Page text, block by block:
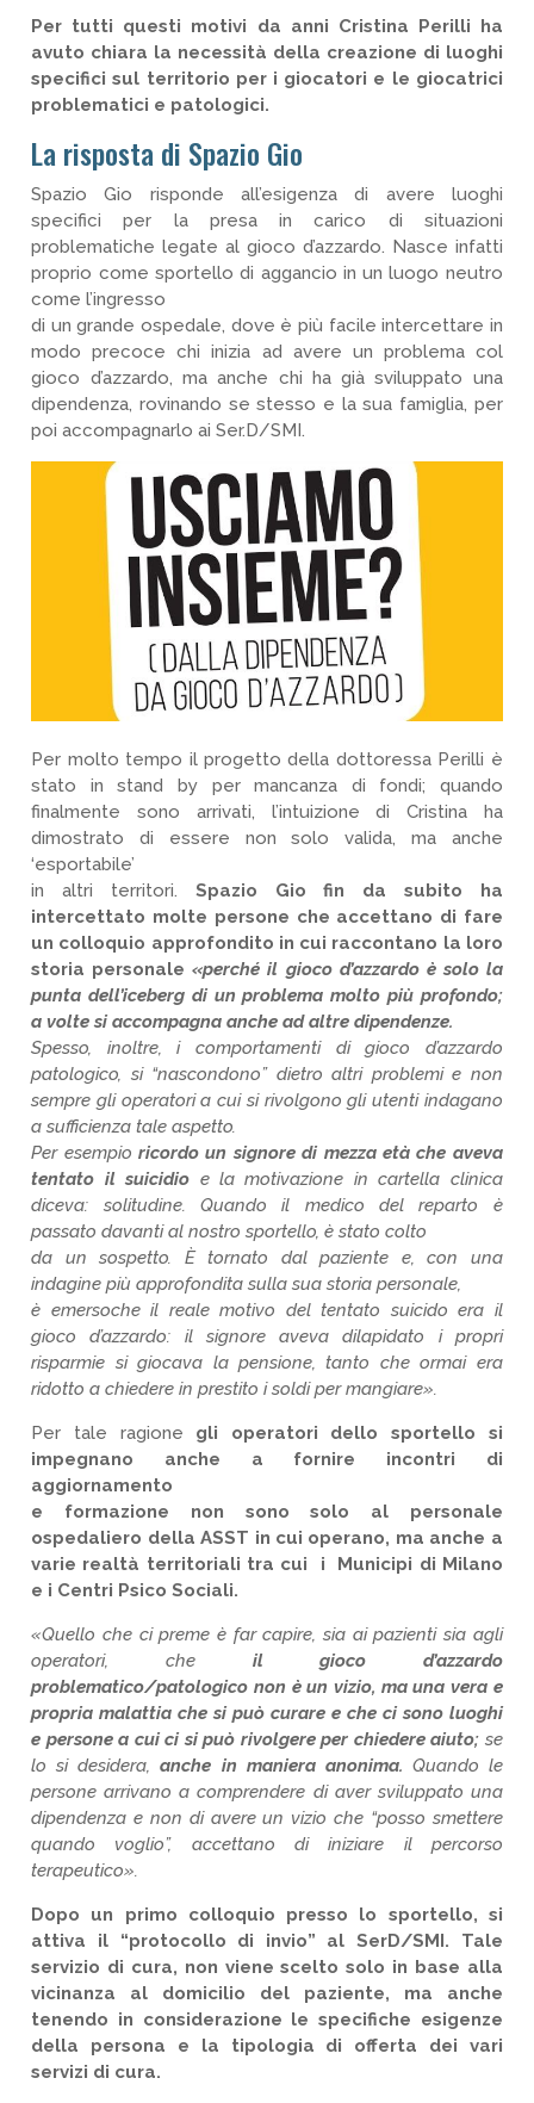
Per tutti questi motivi da anni Cristina Perilli ha
avuto chiara la necessità della creazione di luoghi
specifici sul territorio per i giocatori e le giocatrici
problematici e patologici.
La risposta di Spazio Gio
Spazio Gio risponde all’esigenza di avere luoghi
specifici per la presa in carico di situazioni
problematiche legate al gioco d’azzardo. Nasce infatti
proprio come sportello di aggancio in un luogo neutro
come l’ingresso
di un grande ospedale, dove è più facile intercettare in
modo precoce chi inizia ad avere un problema col
gioco d’azzardo, ma anche chi ha già sviluppato una
dipendenza, rovinando se stesso e la sua famiglia, per
poi accompagnarlo ai Ser.D/SMI.
Per molto tempo il progetto della dottoressa Perilli è
stato in stand by per mancanza di fondi; quando
finalmente sono arrivati, l’intuizione di Cristina ha
dimostrato di essere non solo valida, ma anche
‘esportabile’
in altri territori. Spazio Gio fin da subito ha
intercettato molte persone che accettano di fare
un colloquio approfondito in cui raccontano la loro
storia personale«perché il gioco d’azzardo è solo la
punta dell’iceberg di un problema molto più profondo;
a volte si accompagna anche ad altre dipendenze.
Spesso, inoltre, i comportamenti di gioco d’azzardo
patologico, si “nascondono” dietro altri problemi e non
sempre gli operatori a cui si rivolgono gli utenti indagano
a sufficienza tale aspetto.
Per esempioricordo un signore di mezza età che aveva
tentato il suicidio e la motivazione in cartella clinica
diceva: solitudine. Quando il medico del reparto è
passato davanti al nostro sportello, è stato colto
da un sospetto. È tornato dal paziente e, con una
indagine più approfondita sulla sua storia personale,
è emersoche il reale motivo del tentato suicido era il
gioco d’azzardo: il signore aveva dilapidato i propri
risparmie si giocava la pensione, tanto che ormai era
ridotto a chiedere in prestito i soldi per mangiare».
Per tale ragione gli operatori dello sportello si
impegnano anche a fornire incontri di
aggiornamento
e formazione non sono solo al personale
ospedaliero della ASST in cui operano, ma anche a
varie realtà territoriali tra cui i Municipi di Milano
e i Centri Psico Sociali.
«Quello che ci preme è far capire, sia ai pazienti sia agli
operatori, che il gioco d’azzardo
problematico/patologico non è un vizio, ma una vera e
propria malattia che si può curare e che ci sono luoghi
e persone a cui ci si può rivolgere per chiedere aiuto; se
lo si desidera,anche in maniera anonima. Quando le
persone arrivano a comprendere di aver sviluppato una
dipendenza e non di avere un vizio che “posso smettere
quando voglio”, accettano di iniziare il percorso
terapeutico».
Dopo un primo colloquio presso lo sportello, si
attiva il “protocollo di invio” al SerD/SMI. Tale
servizio di cura, non viene scelto solo in base alla
vicinanza al domicilio del paziente, ma anche
tenendo in considerazione le specifiche esigenze
della persona e la tipologia di offerta dei vari
servizi di cura.